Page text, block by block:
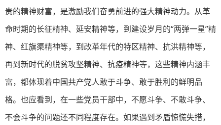
贵的精神财富，是激励我们奋勇前进的强大精神动力。从革
命时期的长征精神、延安精神等，到建设岁月的“两弹一星”精
神、红旗渠精神等，到改革年代的特区精神、抗洪精神等，
再到新时代的脱贫攻坚精神、抗疫精神等，这些精神内涵丰
富，都体现着中国共产党人敢于斗争、敢于胜利的鲜明品
格。也应看到，在一些党员干部中，不愿斗争、不敢斗争、
不会斗争的问题还不同程度存在。如果遇到矛盾惊慌失措，